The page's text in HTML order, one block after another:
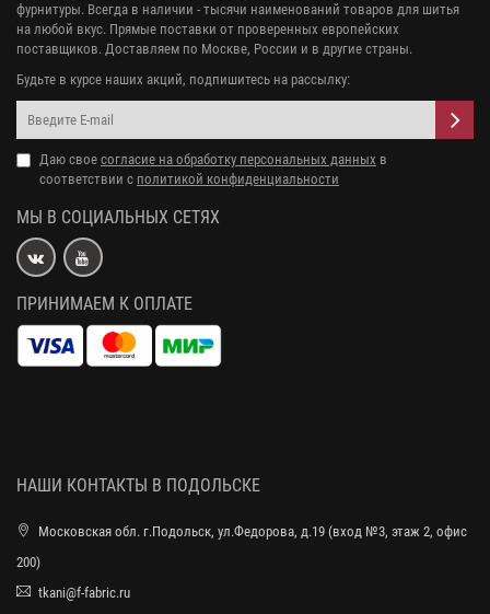
фурнитуры. Всегда в наличии - тысячи наименований товаров для шитья
на любой вкус. Прямые поставки от проверенных европейских
поставщиков. Доставляем по Москве, России и в другие страны.
Будьте в курсе наших акций, подпишитесь на рассылку:
Даю свое согласие на обработку персональных данных в
соответствии с политикой конфиденциальности
МЫ В СОЦИАЛЬНЫХ СЕТЯХ
ПРИНИМАЕМ К ОПЛАТЕ
НАШИ КОНТАКТЫ В ПОДОЛЬСКЕ
Московская обл. г.Подольск, ул.Федорова, д.19 (вход №3, этаж 2, офис
200)
tkani@f-fabric.ru